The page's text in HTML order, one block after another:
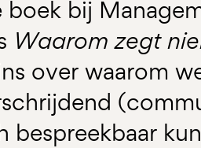
boek bij
Waarom zegt
over waarom
bespreekbaar